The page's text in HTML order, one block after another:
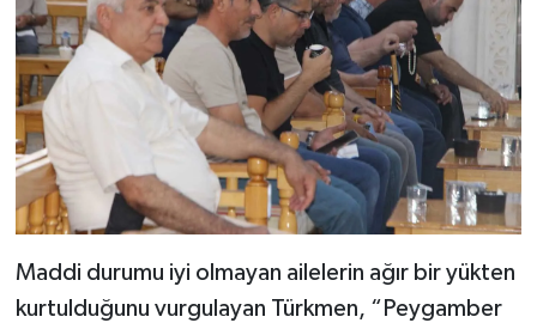
Maddi durumu iyi olmayan ailelerin ağır bir yükten
kurtulduğunu vurgulayan Türkmen, “Peygamber